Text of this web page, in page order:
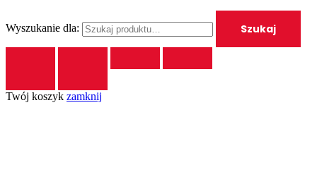
Wyszukanie dla: Szukaj
Twój koszyk zamknij